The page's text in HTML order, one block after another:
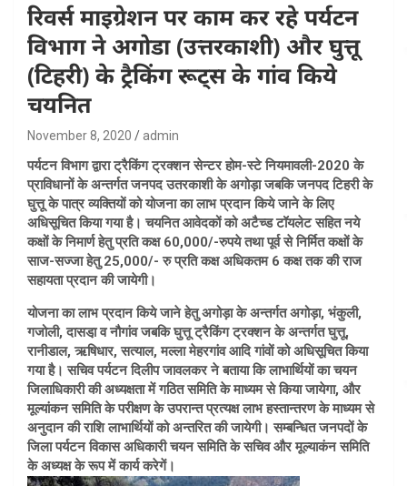
रिवर्स माइग्रेशन पर काम कर रहे पर्यटन
विभाग ने अगोडा (उत्तरकाशी) और घुत्तू
(टिहरी) के ट्रैकिंग रूट्स के गांव किये
चयनित
November 8, 2020 admin
पर्यटन विभाग द्वारा ट्रैकिंग ट्रक्शन सेन्टर होम-स्टे नियमावली-2020 के
प्राविधानों के अन्तर्गत जनपद उतरकाशी के अगोड़ा जबकि जनपद टिहरी के
घुत्तू के पात्र व्यक्तियों को योजना का लाभ प्रदान किये जाने के लिए
अधिसूचित किया गया है। चयनित आवेदकों को अटैच्ड टॉयलेट सहित नये
कक्षों के निमार्ण हेतु प्रति कक्ष 60,000/-रुपये तथा पूर्व से निर्मित कक्षों के
साज-सज्जा हेतु 25,000/- रु प्रति कक्ष अधिकतम 6 कक्ष तक की राज
सहायता प्रदान की जायेगी।
योजना का लाभ प्रदान किये जाने हेतु अगोड़ा के अन्तर्गत अगोड़ा, भंकुली,
गजोली, दासडा़ व नौगांव जबकि घुत्तू ट्रैकिंग ट्रक्शन के अन्तर्गत घुत्तू,
रानीडाल, ऋषिधार, सत्याल, मल्ला मेहरगांव आदि गांवों को अधिसूचित किया
गया है। सचिव पर्यटन दिलीप जावलकर ने बताया कि लाभार्थियों का चयन
जिलाधिकारी की अध्यक्षता में गठित समिति के माध्यम से किया जायेगा, और
मूल्यांकन समिति के परीक्षण के उपरान्त प्रत्यक्ष लाभ हस्तान्तरण के माध्यम से
अनुदान की राशि लाभार्थियों को अन्तरित की जायेगी। सम्बन्धित जनपदों के
जिला पर्यटन विकास अधिकारी चयन समिति के सचिव और मूल्याकंन समिति
के अध्यक्ष के रूप में कार्य करेगें।